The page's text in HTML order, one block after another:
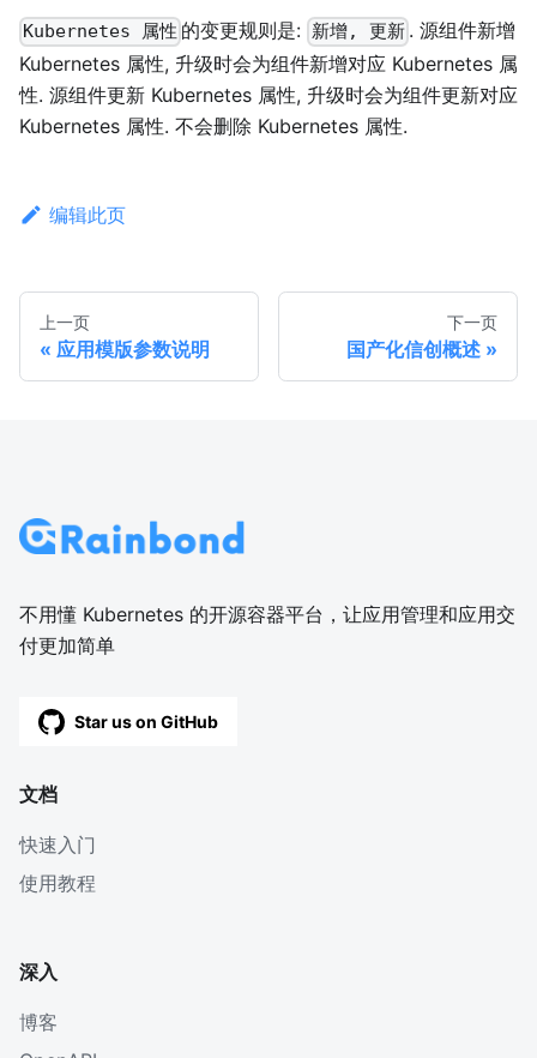
Kubernetes 属性 的变更规则是: 新增, 更新 . 源组件新增
Kubernetes 属性, 升级时会为组件新增对应 Kubernetes 属
性. 源组件更新 Kubernetes 属性, 升级时会为组件更新对应
Kubernetes 属性. 不会删除 Kubernetes 属性.
编辑此页
上一页
应用模版参数说明
下一页
国产化信创概述
不用懂 Kubernetes 的开源容器平台，让应用管理和应用交
付更加简单
Star us on GitHub
文档
快速入门
使用教程
深入
博客